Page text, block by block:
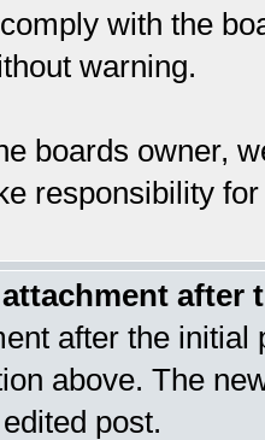
with the
warning.
boards owner,
responsibility
after
after the
above. The
post.